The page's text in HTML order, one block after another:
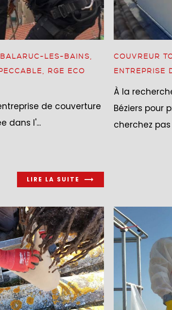
LES-BAINS,
RGE ECO
de couverture
dans l'...
LIRE LA SUITE
COUVREUR
ENTREPRISE
À la
Béziers pour
cherchez pas